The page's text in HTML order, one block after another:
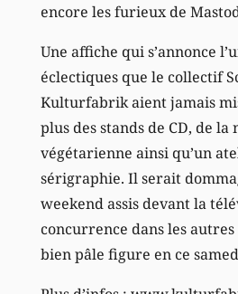
encore les furieux de
Une affiche qui s’annonce
éclectiques que le collectif
Kulturfabrik aient jamais
plus des stands de CD, de
végétarienne ainsi qu’un
sérigraphie. Il serait
weekend assis devant la
concurrence dans les
bien pâle figure en ce